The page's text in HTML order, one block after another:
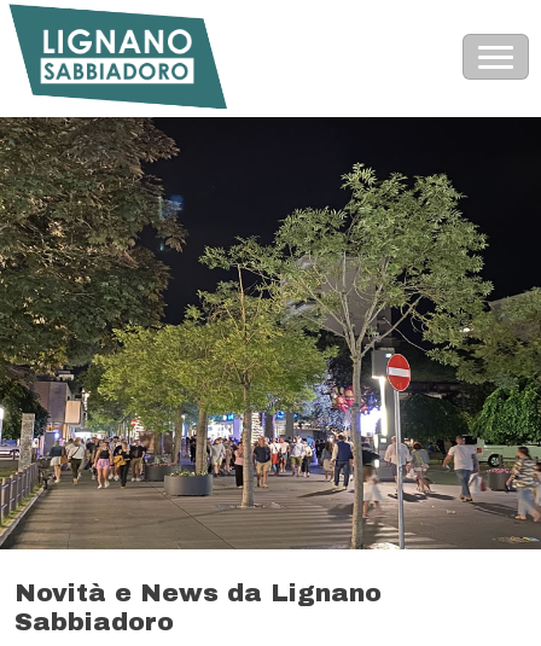
Novità e News da Lignano
Sabbiadoro